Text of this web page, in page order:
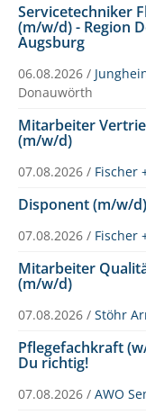
Servicetechniker
(m/w/d) - Region
Augsburg
06.08.2026 /
Donauwörth
Mitarbeiter
(m/w/d)
07.08.2026 / Fischer
Disponent (m/w/d)
07.08.2026 / Fischer
Mitarbeiter
(m/w/d)
07.08.2026 / Stöhr
Pflegefachkraft
Du richtig!
07.08.2026 / AWO